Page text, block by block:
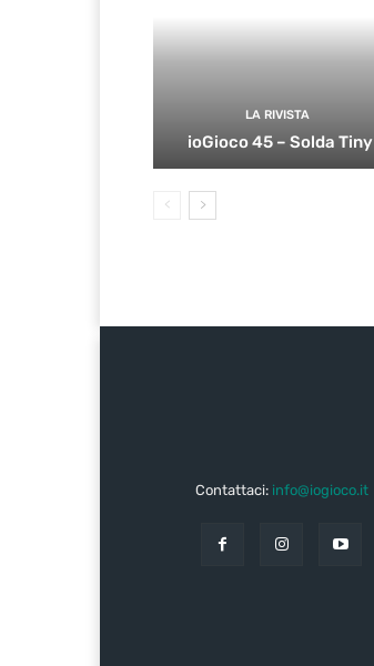
LA RIVISTA
ioGioco 45 – Solda Tiny
Contattaci: info@iogioco.it